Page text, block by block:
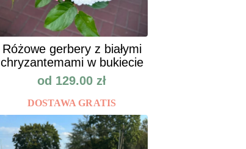
Różowe gerbery z białymi
chryzantemami w bukiecie
od 129.00 zł
DOSTAWA GRATIS